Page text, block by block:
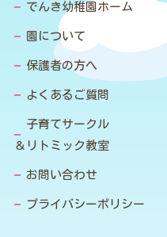
でんき幼稚園ホーム
園について
保護者の方へ
よくあるご質問
子育てサークル
＆リトミック教室
お問い合わせ
プライバシーポリシー